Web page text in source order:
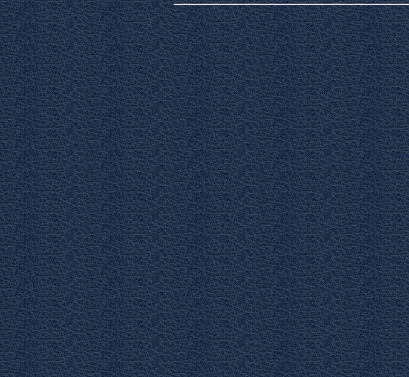
Приятного аппетита
Блюда из крупы
бобовых и макарон
Кулинария
Библия Новый завет
Псалтирь
Полная энциклопедия
женских рукоделий